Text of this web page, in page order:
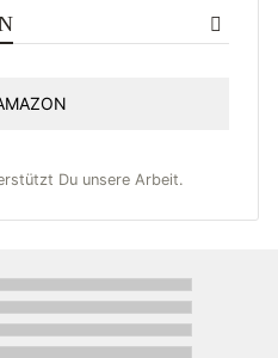
Du unsere Arbeit.